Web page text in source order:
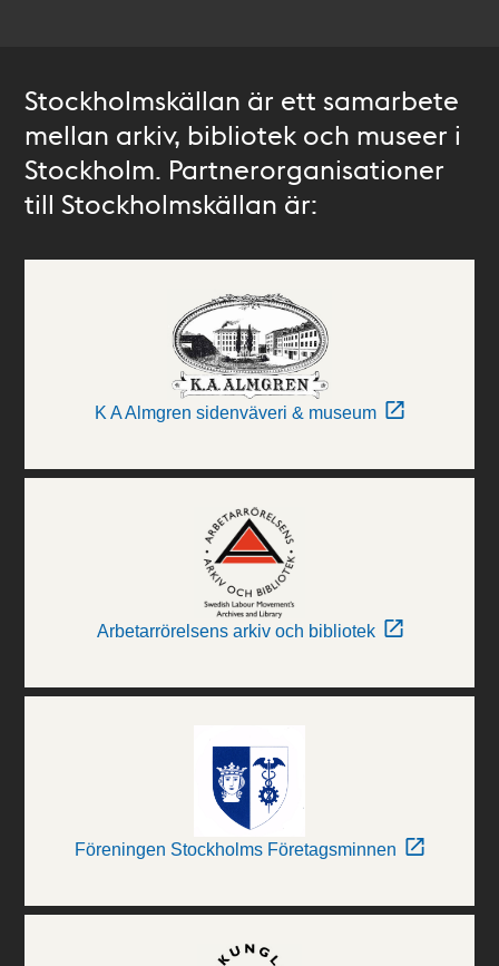
Stockholmskällan är ett samarbete
mellan arkiv, bibliotek och museer i
Stockholm. Partnerorganisationer
till Stockholmskällan är:
K A Almgren sidenväveri & museum
Arbetarrörelsens arkiv och bibliotek
Föreningen Stockholms Företagsminnen